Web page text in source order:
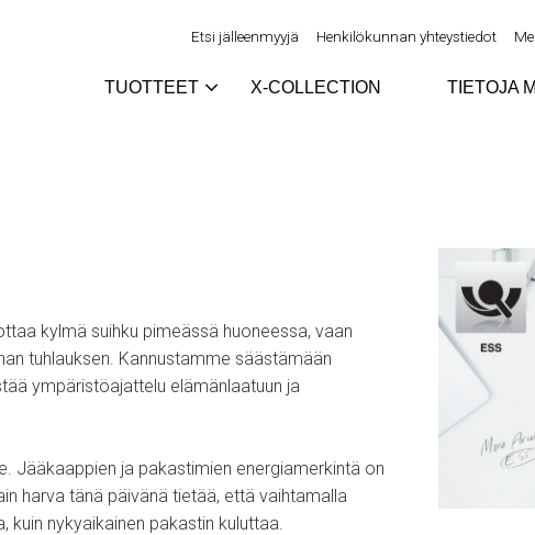
Etsi jälleenmyyjä Henkilökunnan yhteystiedot
TUOTTEET X-COLLECTION TIETOJA
kylmä suihku pimeässä huoneessa, vaan
tuhlauksen. Kannustamme säästämään
ympäristöajattelu elämänlaatuun ja
Jääkaappien ja pakastimien energiamerkintä on
harva tänä päivänä tietää, että vaihtamalla
kuin nykyaikainen pakastin kuluttaa.